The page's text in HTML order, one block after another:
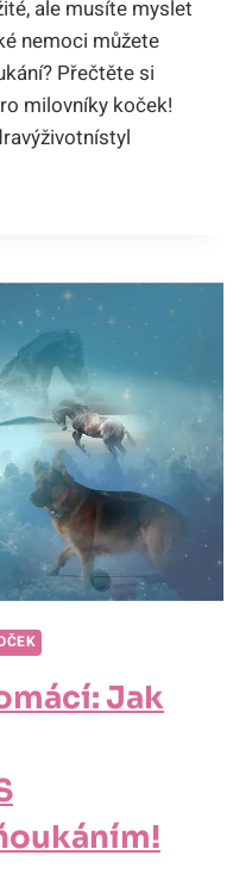
ale musíte myslet
nemoci můžete
Přečtěte si
milovníky koček!
Jak